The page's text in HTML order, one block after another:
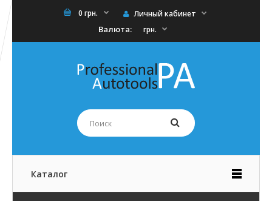
0 грн. Личный кабинет
Валюта: грн.
Каталог